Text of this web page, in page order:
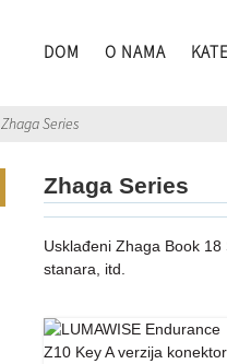
DOM O NAMA
Zhaga Series
Zhaga Series
Usklađeni Zhaga Book
stanara, itd.